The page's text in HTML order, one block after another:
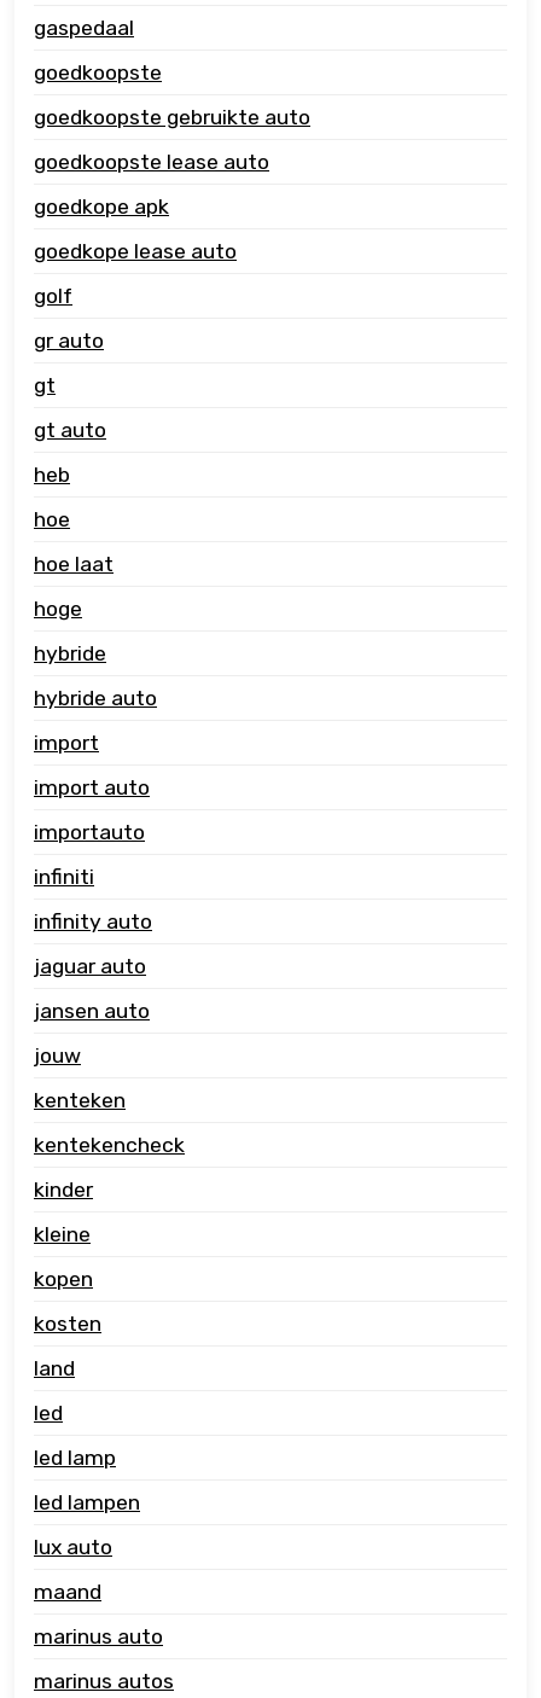
gaspedaal
goedkoopste
goedkoopste gebruikte auto
goedkoopste lease auto
goedkope apk
goedkope lease auto
golf
gr auto
gt
gt auto
heb
hoe
hoe laat
hoge
hybride
hybride auto
import
import auto
importauto
infiniti
infinity auto
jaguar auto
jansen auto
jouw
kenteken
kentekencheck
kinder
kleine
kopen
kosten
land
led
led lamp
led lampen
lux auto
maand
marinus auto
marinus autos